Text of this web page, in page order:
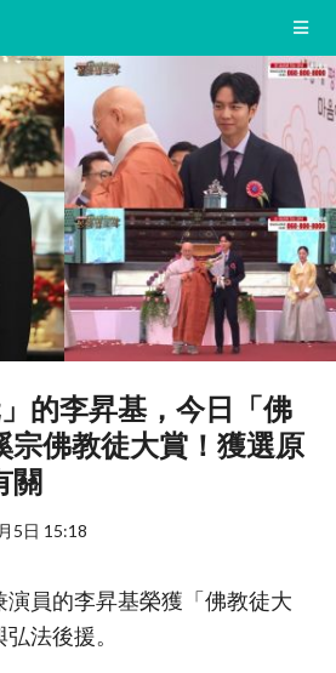
」的李昇基，今日「佛
宗佛教徒大賞！獲選原
關
5日 15:18
演員的李昇基榮獲「佛教徒大
法後援。